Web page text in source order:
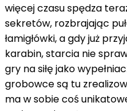
więcej czasu spędza
sekretów, rozbrajając
łamigłówki, a gdy już
karabin, starcia nie
gry na siłę jako
grobowce są tu
ma w sobie coś